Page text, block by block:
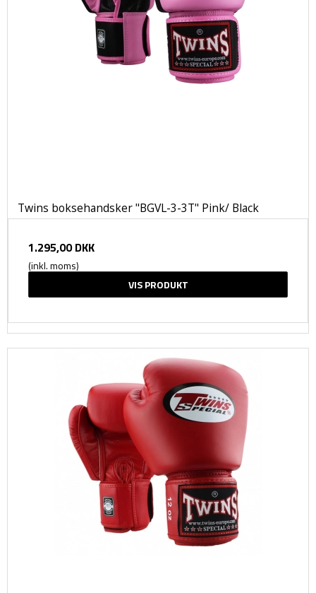
Twins boksehandsker "BGVL-3-3T" Pink/ Black
1.295,00 DKK
(inkl. moms)
VIS PRODUKT